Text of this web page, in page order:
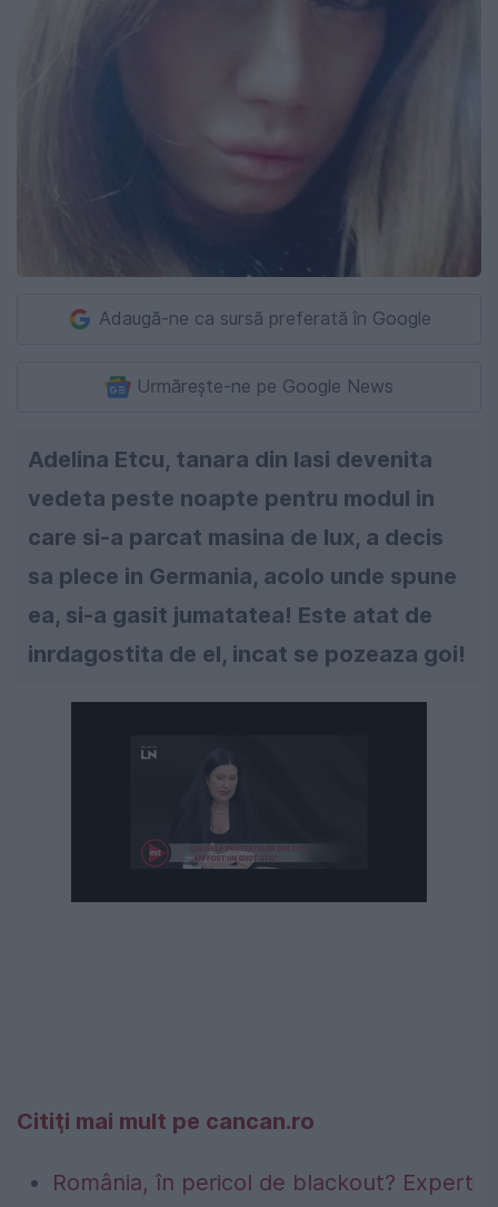
Adaugă-ne ca sursă preferată în Google
Urmărește-ne pe Google News
Adelina Etcu, tanara din Iasi devenita
vedeta peste noapte pentru modul in
care si-a parcat masina de lux, a decis
sa plece in Germania, acolo unde spune
ea, si-a gasit jumatatea! Este atat de
inrdagostita de el, incat se pozeaza goi!
Citiţi mai mult pe cancan.ro
România, în pericol de blackout? Expert